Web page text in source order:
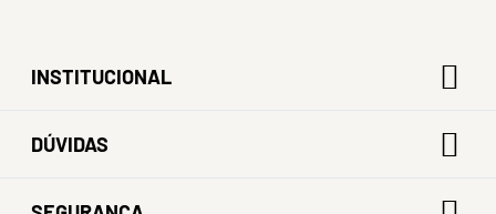
INSTITUCIONAL
DÚVIDAS